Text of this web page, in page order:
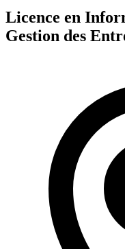
Licence en
Gestion des